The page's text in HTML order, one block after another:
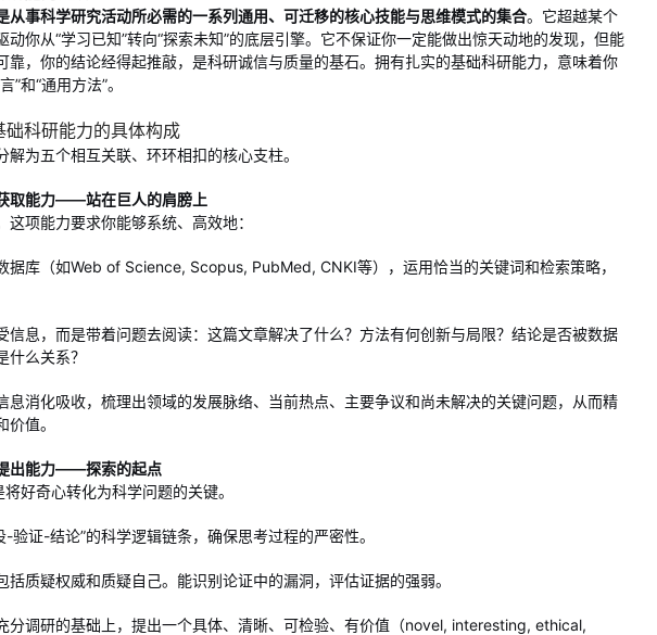
从事科学研究活动所必需的一系列通用、可迁移的核心技能与思维模式的集合。它超越某个
你从“学习已知”转向“探索未知”的底层引擎。它不保证你一定能做出惊天动地的发现，但能
靠，你的结论经得起推敲，是科研诚信与质量的基石。拥有扎实的基础科研能力，意味着你
”和“通用方法”。
科研能力的具体构成
为五个相互关联、环环相扣的核心支柱。
取能力——站在巨人的肩膀上
项能力要求你能够系统、高效地：
据库（如Web of Science, Scopus, PubMed, CNKI等），运用恰当的关键词和检索策略，
信息，而是带着问题去阅读：这篇文章解决了什么？方法有何创新与局限？结论是否被数据
什么关系？
息消化吸收，梳理出领域的发展脉络、当前热点、主要争议和尚未解决的关键问题，从而精
值。
出能力——探索的起点
好奇心转化为科学问题的关键。
-验证-结论”的科学逻辑链条，确保思考过程的严密性。
括质疑权威和质疑自己。能识别论证中的漏洞，评估证据的强弱。
分调研的基础上，提出一个具体、清晰、可检验、有价值（novel, interesting, ethical,